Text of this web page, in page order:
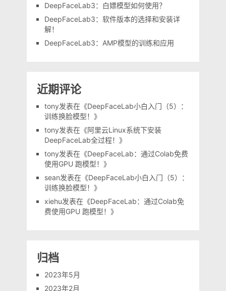
DeepFaceLab3：白嫖模型如何使用？
DeepFaceLab3：软件版本的选择和安装详
解！
DeepFaceLab3：AMP模型的训练和应用
近期评论
tony发表在《DeepFaceLab小白入门（5）：
训练换脸模型！ 》
tony发表在《阿里云Linux系统下安装
DeepFaceLab全过程！ 》
tony发表在《DeepFaceLab：通过Colab免费
使用GPU 跑模型！ 》
sean发表在《DeepFaceLab小白入门（5）：
训练换脸模型！ 》
xiehu发表在《DeepFaceLab：通过Colab免
费使用GPU 跑模型！ 》
归档
2023年5月
2023年2月